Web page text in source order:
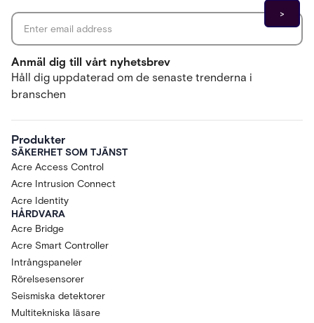
Anmäl dig till vårt nyhetsbrev
Håll dig uppdaterad om de senaste trenderna i
branschen
Produkter
SÄKERHET SOM TJÄNST
Acre Access Control
Acre Intrusion Connect
Acre Identity
HÅRDVARA
Acre Bridge
Acre Smart Controller
Intrångspaneler
Rörelsesensorer
Seismiska detektorer
Multitekniska läsare